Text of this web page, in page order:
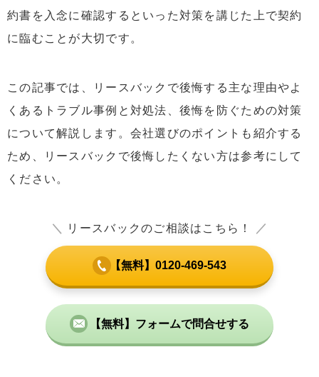
約書を入念に確認するといった対策を講じた上で契約
に臨むことが大切です。
この記事では、リースバックで後悔する主な理由やよ
くあるトラブル事例と対処法、後悔を防ぐための対策
について解説します。会社選びのポイントも紹介する
ため、リースバックで後悔したくない方は参考にして
ください。
＼ リースバックのご相談はこちら！ ／
【無料】0120-469-543
【無料】フォームで問合せする